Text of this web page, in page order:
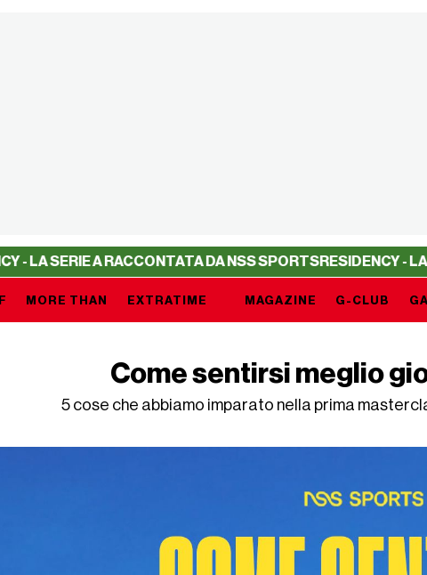
A RACCONTATA DA NSS SPORTSRESIDENCY - LA
EXTRATIME
MORE THAN MAGAZINE G-CLUB
Come sentirsi meglio
5 cose che abbiamo imparato nella prima